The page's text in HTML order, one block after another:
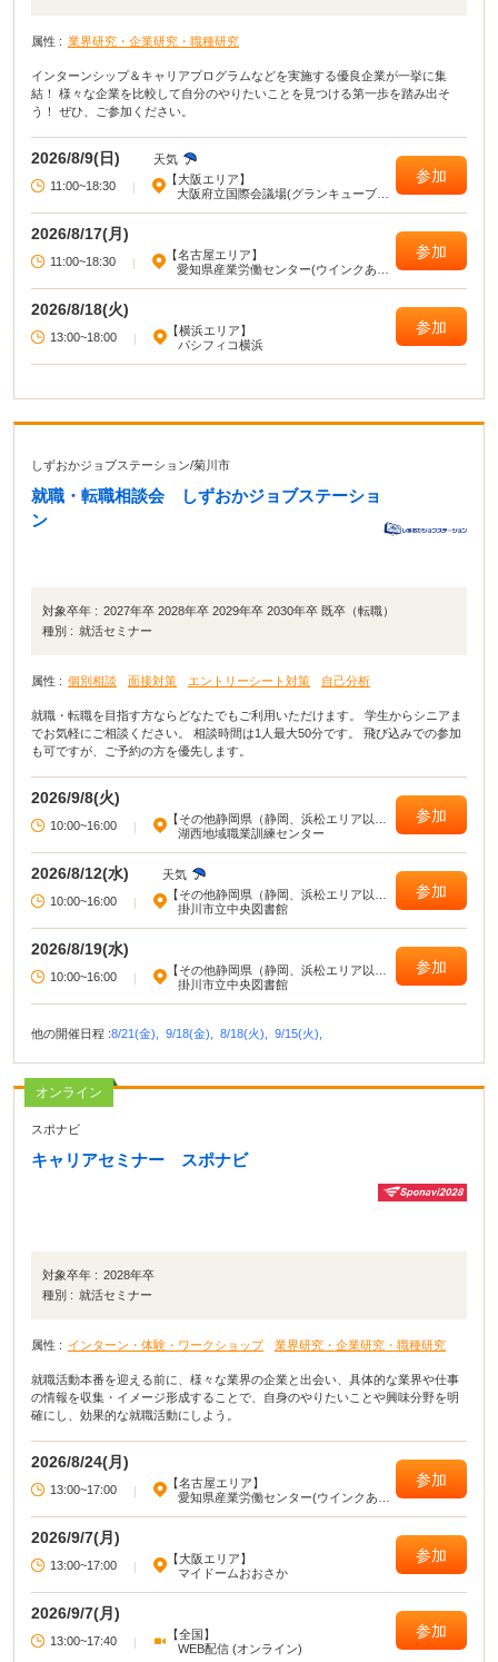
属性 : 業界研究・企業研究・職種研究
インターンシップ＆キャリアプログラムなどを実施する優良企業が一挙に集
結！ 様々な企業を比較して自分のやりたいことを見つける第一歩を踏み出そ
う！ ぜひ、ご参加ください。
2026/8/9(日)
天気
11:00~18:30
|
【大阪エリア】
大阪府立国際会議場(グランキューブ大
参加
2026/8/17(月)
11:00~18:30 |
【名古屋エリア】
愛知県産業労働センター(ウインクあい
参加
2026/8/18(火)
13:00~18:00 |
【横浜エリア】
パシフィコ横浜
参加
しずおかジョブステーション/菊川市
就職・転職相談会 しずおかジョブステーショ
ン
対象卒年 : 2027年卒 2028年卒 2029年卒 2030年卒 既卒（転職）
種別 : 就活セミナー
属性 : 個別相談 面接対策 エントリーシート対策 自己分析
就職・転職を目指す方ならどなたでもご利用いただけます。 学生からシニアま
でお気軽にご相談ください。 相談時間は1人最大50分です。 飛び込みでの参加
も可ですが、ご予約の方を優先します。
2026/9/8(火)
10:00~16:00 |
【その他静岡県（静岡、浜松エリア以
外）】
湖西地域職業訓練センター
参加
2026/8/12(水)
天気
10:00~16:00
|
【その他静岡県（静岡、浜松エリア以
外）】
掛川市立中央図書館
参加
2026/8/19(水)
10:00~16:00 |
【その他静岡県（静岡、浜松エリア以
外）】
掛川市立中央図書館
参加
他の開催日程 :8/21(金), 9/18(金), 8/18(火), 9/15(火),
オンライン
スポナビ
キャリアセミナー スポナビ
対象卒年 : 2028年卒
種別 : 就活セミナー
属性 : インターン・体験・ワークショップ 業界研究・企業研究・職種研究
就職活動本番を迎える前に、様々な業界の企業と出会い、具体的な業界や仕事
の情報を収集・イメージ形成することで、自身のやりたいことや興味分野を明
確にし、効果的な就職活動にしよう。
2026/8/24(月)
13:00~17:00 |
【名古屋エリア】
愛知県産業労働センター(ウインクあい
参加
2026/9/7(月)
13:00~17:00 |
【大阪エリア】
マイドームおおさか
参加
2026/9/7(月)
13:00~17:40 |
【全国】
WEB配信 (オンライン)
参加